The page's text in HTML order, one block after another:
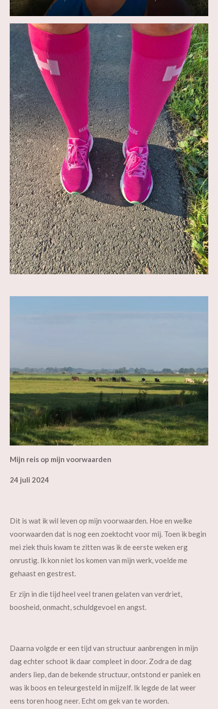
Mijn reis op mijn voorwaarden
24 juli 2024
Dit is wat ik wil leven op mijn voorwaarden. Hoe en welke
voorwaarden dat is nog een zoektocht voor mij. Toen ik begin
mei ziek thuis kwam te zitten was ik de eerste weken erg
onrustig. Ik kon niet los komen van mijn werk, voelde me
gehaast en gestrest.
Er zijn in die tijd heel veel tranen gelaten van verdriet,
boosheid, onmacht, schuldgevoel en angst.
Daarna volgde er een tijd van structuur aanbrengen in mijn
dag echter schoot ik daar compleet in door. Zodra de dag
anders liep, dan de bekende structuur, ontstond er paniek en
was ik boos en teleurgesteld in mijzelf. Ik legde de lat weer
eens toren hoog neer. Echt om gek van te worden.